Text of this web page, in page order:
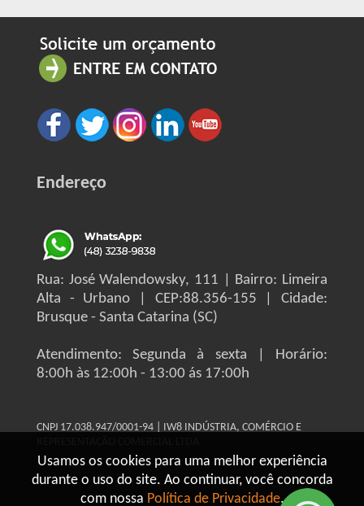
Usamos os cookies para uma melhor experiência
durante o uso do site. Ao continuar, você concorda
com nossa Política de Privacidade.
Endereço
Rua: José Walendowsky, 111 | Bairro: Limeira
Alta - Urbano | CEP:88.356-155 | Cidade:
Brusque - Santa Catarina (SC)
Atendimento: Segunda à sexta | Horário:
8:00h às 12:00h - 13:00 ás 17:00h
CNPJ 17.038.947/0001-94 | IW8 INDÚSTRIA, COMÉRCIO E